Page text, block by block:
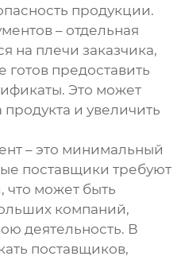
продукции.
– отдельная
на плечи заказчика,
готов предоставить
Это может
продукта и увеличить
– это минимальный
поставщики требуют
что может быть
компаний,
деятельность. В
поставщиков,